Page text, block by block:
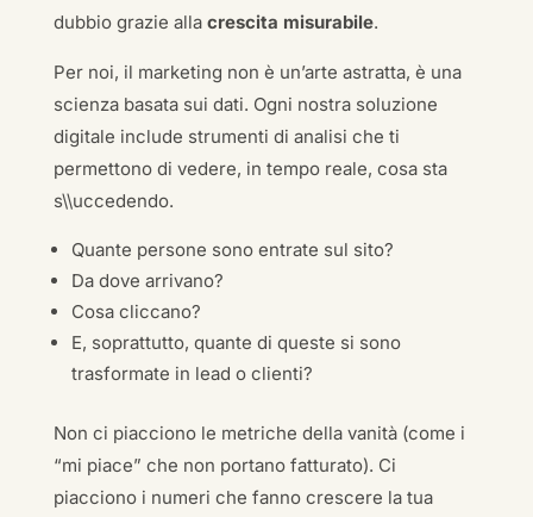
dubbio grazie alla crescita misurabile.
Per noi, il marketing non è un’arte astratta, è una
scienza basata sui dati. Ogni nostra soluzione
digitale include strumenti di analisi che ti
permettono di vedere, in tempo reale, cosa sta
s\\uccedendo.
Quante persone sono entrate sul sito?
Da dove arrivano?
Cosa cliccano?
E, soprattutto, quante di queste si sono
trasformate in lead o clienti?
Non ci piacciono le metriche della vanità (come i
“mi piace” che non portano fatturato). Ci
piacciono i numeri che fanno crescere la tua